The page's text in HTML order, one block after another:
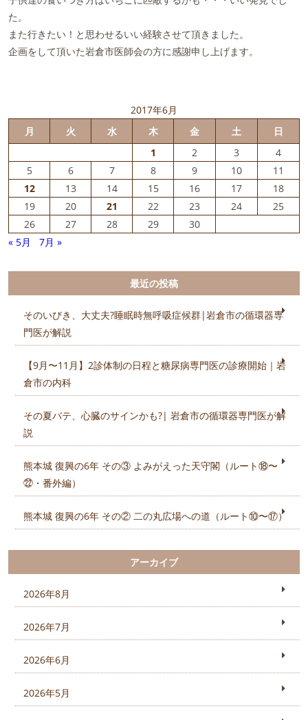
た。
また行きたい！と思わせるいい経験させて頂きました。
企画をして頂いた岩倉市医師会の方に感謝申し上げます。
2017年6月
月
火 水 木 金 土
日
1
2 3
4
5
6 7 8 9 10
11
12
13 14 15 16 17
18
19
20 21 22 23 24
25
26
27 28 29
30
« 5月
7月 »
最近の投稿
そのいびき、大丈夫?睡眠時無呼吸症候群|岩倉市の循環器専
門医が解説
【9月〜11月】2診体制の日程と糖尿病専門医の診療開始｜岩
倉市の内科
その夏バテ、心臓のサインかも?| 岩倉市の循環器専門医が解
説
熊本城 復興の6年 その③ よみがえった天守閣（ルート⑱〜
㉒・番外編）
熊本城 復興の6年 その② 二の丸広場への道（ルート⑩〜⑰）
アーカイブ
2026年8月
2026年7月
2026年6月
2026年5月